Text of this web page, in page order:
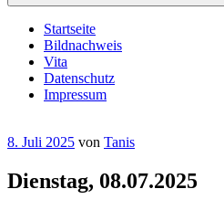
Startseite
Bildnachweis
Vita
Datenschutz
Impressum
Veröffentlicht
8. Juli 2025 von Tanis
Dienstag, 08.07.2025